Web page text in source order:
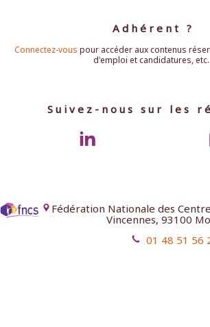
Adhérent ?
Connectez-vous pour accéder aux contenus
d'emploi et candidatures,
Suivez-nous sur les
Fédération Nationale des
Vincennes, 93100
01 48 51 56